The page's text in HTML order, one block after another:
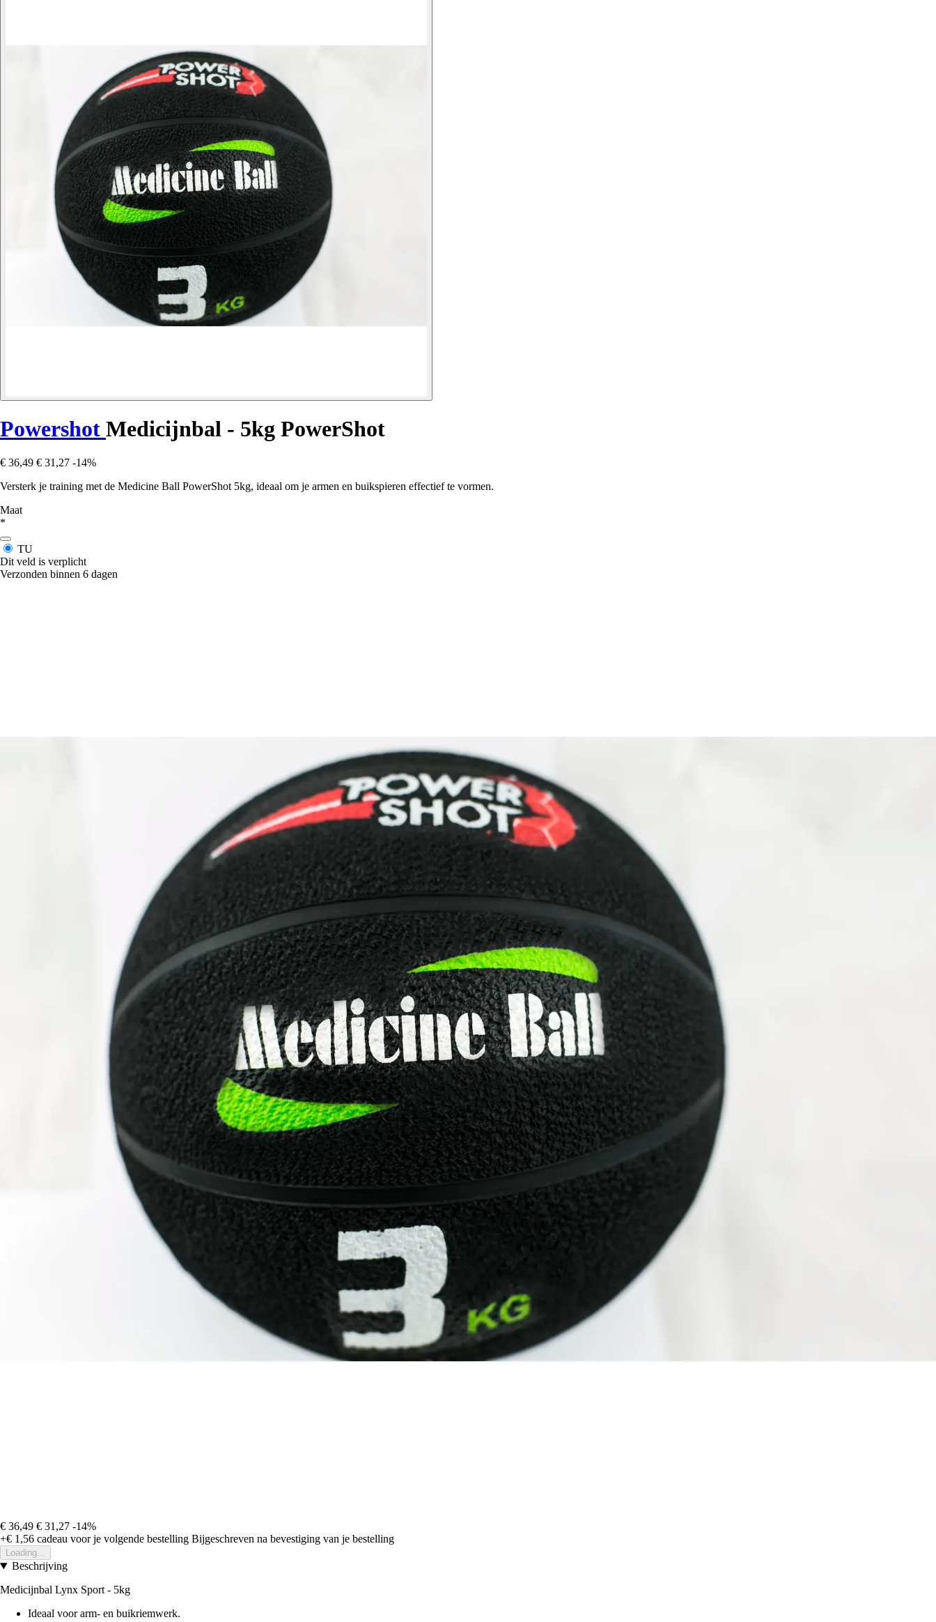
Powershot Medicijnbal - 5kg PowerShot
€ 36,49 € 31,27 -14%
Versterk je training met de Medicine Ball PowerShot 5kg, ideaal om je armen en buikspieren effectief te vormen.
Maat
*
TU
Dit veld is verplicht
Verzonden binnen 6 dagen
€ 36,49 € 31,27 -14%
+€ 1,56 cadeau voor je volgende bestelling Bijgeschreven na bevestiging van je bestelling
Loading...
Beschrijving
Medicijnbal Lynx Sport - 5kg
Ideaal voor arm- en buikriemwerk.